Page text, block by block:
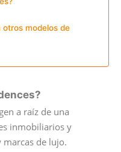
modelos de
a raíz de una
inmobiliarios y
marcas de lujo.